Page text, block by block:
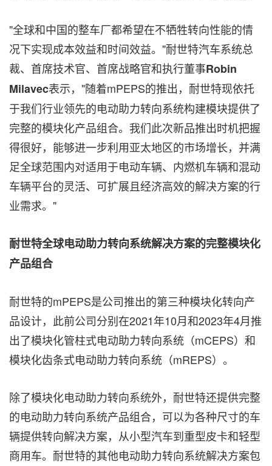
"全球和中国的整车厂都希望在不牺牲转向性能的情
况下实现成本效益和时间效益。"耐世特汽车系统总
裁、首席技术官、首席战略官和执行董事Robin
Milavec表示，"随着mPEPS的推出，耐世特现依托
于我们行业领先的电动助力转向系统构建模块提供了
完整的模块化产品组合。我们此次新品推出时机把握
得很好，能够进一步利用亚太地区的市场增长，并满
足全球范围内对适用于电动车辆、内燃机车辆和混动
车辆平台的灵活、可扩展且经济高效的解决方案的行
业需求。"
耐世特全球电动助力转向系统解决方案的完整模块化
产品组合
耐世特的mPEPS是公司推出的第三种模块化转向产
品设计，此前公司分别在2021年10月和2023年4月推
出了模块化管柱式电动助力转向系统（mCEPS）和
模块化齿条式电动助力转向系统（mREPS）。
除了模块化电动助力转向系统外，耐世特还提供完整
的电动助力转向系统产品组合，可以为各种尺寸的车
辆提供转向解决方案，从小型汽车到重型皮卡和轻型
商用车。耐世特的其他电动助力转向系统解决方案包